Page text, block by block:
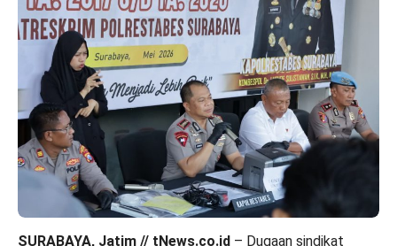
SURABAYA, Jatim // tNews.co.id – Dugaan sindikat